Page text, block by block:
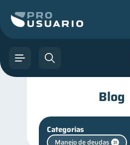
Blog
Categorías
Manejo de deudas 31